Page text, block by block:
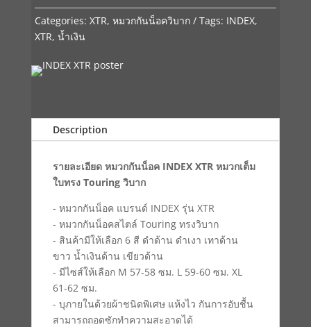
Categories: XTR, หมวกกันน็อควิบาก Tags: INDEX,
XTR, น้ำเงิน
Description
รายละเอียด หมวกกันน็อค INDEX XTR หมวกเต็ม
ใบทรง Touring วิบาก
- หมวกกันน็อค แบรนด์ INDEX รุ่น XTR
- หมวกกันน็อคสไตล์ Touring ทรงวิบาก
- สินค้ามีให้เลือก 6 สี ดำด้าน ดำเงา เทาด้าน
ขาว น้ำเงินด้าน เขียวด้าน
- มีไซส์ให้เลือก M 57-58 ซม. L 59-60 ซม. XL
61-62 ซม.
- บุภายในด้วยผ้าชนิดพิเศษ แห้งไว กันการอับชื้น
สามารถถอดซักทำความสะอาดได้